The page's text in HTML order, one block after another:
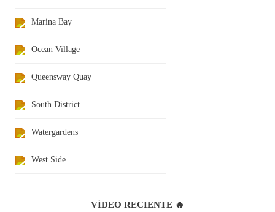
Marina Bay
Ocean Village
Queensway Quay
South District
Watergardens
West Side
VÍDEO RECIENTE 🔥